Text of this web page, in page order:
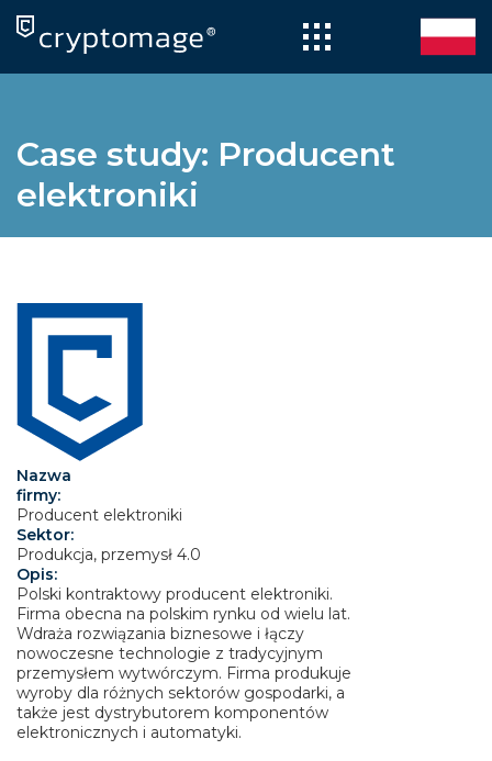
content
Case study: Producent
elektroniki
Nazwa
firmy:
Producent elektroniki
Sektor:
Produkcja, przemysł 4.0
Opis:
Polski kontraktowy producent elektroniki.
Firma obecna na polskim rynku od wielu lat.
Wdraża rozwiązania biznesowe i łączy
nowoczesne technologie z tradycyjnym
przemysłem wytwórczym. Firma produkuje
wyroby dla różnych sektorów gospodarki, a
także jest dystrybutorem komponentów
elektronicznych i automatyki.